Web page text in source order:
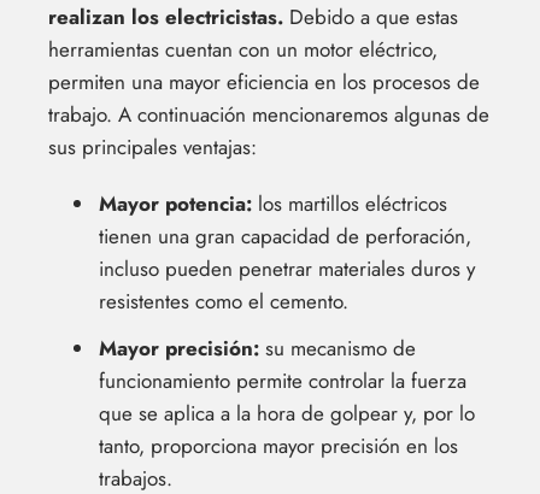
realizan los electricistas. Debido a que estas
herramientas cuentan con un motor eléctrico,
permiten una mayor eficiencia en los procesos de
trabajo. A continuación mencionaremos algunas de
sus principales ventajas:
Mayor potencia: los martillos eléctricos
tienen una gran capacidad de perforación,
incluso pueden penetrar materiales duros y
resistentes como el cemento.
Mayor precisión: su mecanismo de
funcionamiento permite controlar la fuerza
que se aplica a la hora de golpear y, por lo
tanto, proporciona mayor precisión en los
trabajos.